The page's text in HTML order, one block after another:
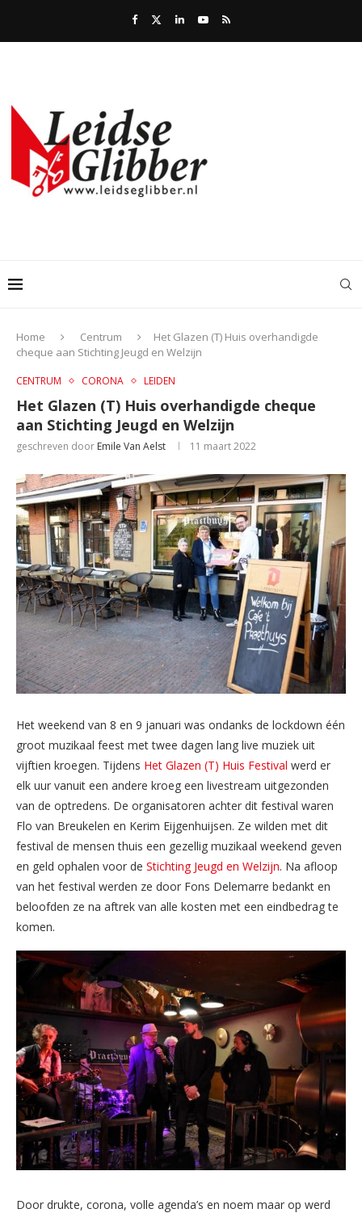
Home Centrum
Het Glazen (T) Huis overhandigde
cheque aan Stichting Jeugd en Welzijn
CENTRUM CORONA LEIDEN
Het Glazen (T) Huis overhandigde cheque
aan Stichting Jeugd en Welzijn
geschreven door Emile Van Aelst 11 maart 2022
Het weekend van 8 en 9 januari was ondanks de lockdown één
groot muzikaal feest met twee dagen lang live muziek uit
vijftien kroegen. Tijdens Het Glazen (T) Huis Festival werd er
elk uur vanuit een andere kroeg een livestream uitgezonden
van de optredens. De organisatoren achter dit festival waren
Flo van Breukelen en Kerim Eijgenhuijsen. Ze wilden met dit
festival de mensen thuis een gezellig muzikaal weekend geven
en geld ophalen voor de Stichting Jeugd en Welzijn. Na afloop
van het festival werden ze door Fons Delemarre bedankt en
beloofden ze na aftrek van alle kosten met een eindbedrag te
komen.
Door drukte, corona, volle agenda’s en noem maar op werd